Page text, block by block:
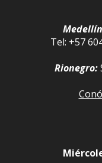
Tel: +57
Rionegro: